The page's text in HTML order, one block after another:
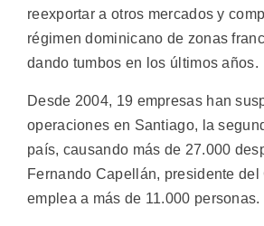
reexportar a otros mercados y
régimen dominicano de zonas
dando tumbos en los últimos años.
Desde 2004, 19 empresas han
operaciones en Santiago, la
país, causando más de 27.000
Fernando Capellán, presidente del
emplea a más de 11.000 personas.